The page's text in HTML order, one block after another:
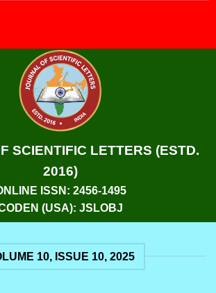
SCIENTIFIC LETTERS (ESTD.
2016)
ISSN: 2456-1495
(USA): JSLOBJ
10, ISSUE 10, 2025